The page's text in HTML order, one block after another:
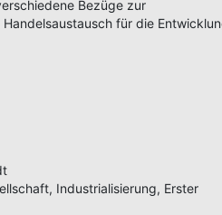
Bezüge zur
für die
Industrialisierung, Erster